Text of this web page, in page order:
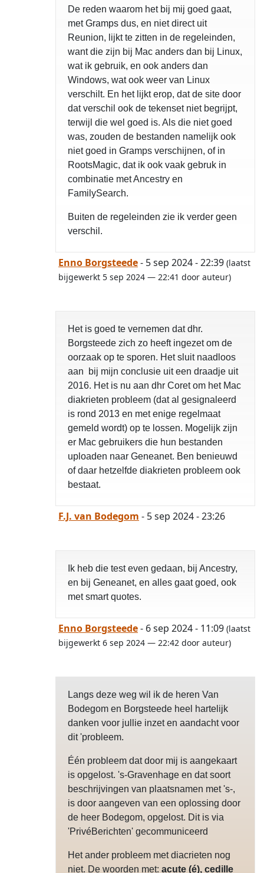
De reden waarom het bij mij goed gaat,
met Gramps dus, en niet direct uit
Reunion, lijkt te zitten in de regeleinden,
want die zijn bij Mac anders dan bij Linux,
wat ik gebruik, en ook anders dan
Windows, wat ook weer van Linux
verschilt. En het lijkt erop, dat de site door
dat verschil ook de tekenset niet begrijpt,
terwijl die wel goed is. Als die niet goed
was, zouden de bestanden namelijk ook
niet goed in Gramps verschijnen, of in
RootsMagic, dat ik ook vaak gebruk in
combinatie met Ancestry en
FamilySearch.
Buiten de regeleinden zie ik verder geen
verschil.
Enno Borgsteede- 5 sep 2024 - 22:39 (laatst
bijgewerkt 5 sep 2024 — 22:41 door auteur)
Het is goed te vernemen dat dhr.
Borgsteede zich zo heeft ingezet om de
oorzaak op te sporen. Het sluit naadloos
aan bij mijn conclusie uit een draadje uit
2016. Het is nu aan dhr Coret om het Mac
diakrieten probleem (dat al gesignaleerd
is rond 2013 en met enige regelmaat
gemeld wordt) op te lossen. Mogelijk zijn
er Mac gebruikers die hun bestanden
uploaden naar Geneanet. Ben benieuwd
of daar hetzelfde diakrieten probleem ook
bestaat.
F.J. van Bodegom - 5 sep 2024 - 23:26
Ik heb die test even gedaan, bij Ancestry,
en bij Geneanet, en alles gaat goed, ook
met smart quotes.
Enno Borgsteede- 6 sep 2024 - 11:09 (laatst
bijgewerkt 6 sep 2024 — 22:42 door auteur)
Langs deze weg wil ik de heren Van
Bodegom en Borgsteede heel hartelijk
danken voor jullie inzet en aandacht voor
dit 'probleem.
Één probleem dat door mij is aangekaart
is opgelost. 's-Gravenhage en dat soort
beschrijvingen van plaatsnamen met 's-,
is door aangeven van een oplossing door
de heer Bodegom, opgelost. Dit is via
'PrivéBerichten' gecommuniceerd
Het ander probleem met diacrieten nog
niet. De woorden met: acute (é), cedille